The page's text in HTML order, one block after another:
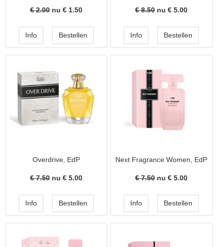
€ 2.00nu € 1.50 € 8.50nu €5.00
Overdrive, EdP
€ 7.50nu € 5.00
Next Fragrance Women, EdP
€ 7.50nu €5.00